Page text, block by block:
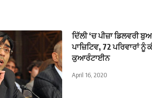
ਦਿੱਲੀ ‘ਚ ਪੀਜ਼ਾ ਡਿਲਵਰੀ
ਪਾਜ਼ਿਟਿਵ, 72 ਪਰਿਵਾਰਾਂ ਨੂੰ
ਕੁਆਰੰਟਾਈਨ
April 16, 2020